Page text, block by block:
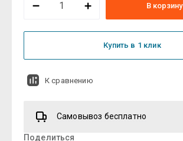
В корзину
Купить в 1 клик
К сравнению
Самовывоз бесплатно
Поделиться